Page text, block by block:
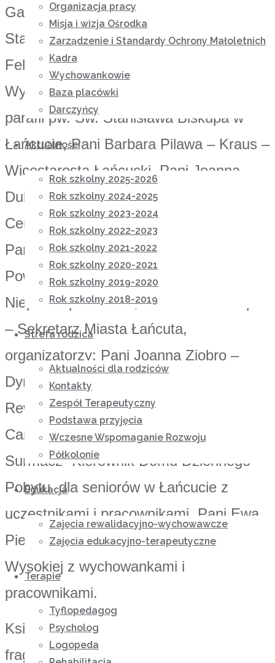
Organizacja pracy
Misja i wizja Ośrodka
Zarządzenie i Standardy Ochrony Małoletnich
Kadra
Wychowankowie
Baza placówki
Darczyńcy
Aktualności
Rok szkolny 2025-2026
Rok szkolny 2024-2025
Rok szkolny 2023-2024
Rok szkolny 2022-2023
Rok szkolny 2021-2022
Rok szkolny 2020-2021
Rok szkolny 2019-2020
Rok szkolny 2018-2019
Strefa rodzica
Aktualności dla rodziców
Kontakty
Zespół Terapeutyczny
Podstawa przyjęcia
Wczesne Wspomaganie Rozwoju
Półkolonie
Edukacja
Zajęcia rewalidacyjno-wychowawcze
Zajęcia edukacyjno-terapeutyczne
Terapie
Tyflopedagog
Psycholog
Logopeda
Garbacz- Proboszcz parafii pw. Św.
Stanisława Biskupa w Łańcucie, ks. prał.
Feliks Paściak z parafii św. Małgorzaty w
Wysokiej, ks. Zbigniew Malec- rezydent
parafii pw. Św. Stanisława Biskupa w
Łańcucie, Pani Barbara Pilawa – Kraus –
Wicestarosta Łańcucki
Pani Joanna
Dubiel – Sowa – Dyrektor Powiatowego
Centrum Pomocy Rodzinie w Łańcucie,
Pani Jadwiga Cwynar – Dyrektor
Powiatowego Zespołu ds. Orzekania o
Niepełnosprawności, Pan Konrad Krupa
– Sekretarz Miasta Łańcuta,
organizatorzy: Pani Joanna Ziobro –
Dyrektor Niepublicznego Ośrodka
Rewalidacyjno – Wychowawczego
Caritas w Wysokiej, Pani Janina
Surmacz- Kierownik Domu Dziennego
Pobytu dla seniorów w Łańcucie z
uczestnikami i pracownikami, Pani Ewa
Pierzga wicedyrektor NORW Caritas w
Wysokiej z wychowankami i
pracownikami.
Ksiądz Grzegorz Garbacz odczytał
fragment Ewangelii o narodzeniu Jezusa